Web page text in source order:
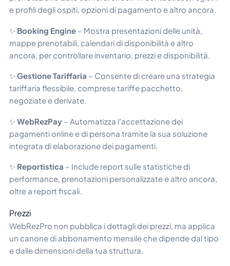
e profili degli ospiti, opzioni di pagamento e altro ancora.
✨ Booking Engine – Mostra presentazioni delle unità,
mappe prenotabili, calendari di disponibilità e altro
ancora, per controllare inventario, prezzi e disponibilità.
✨Gestione Tariffaria – Consente di creare una strategia
tariffaria flessibile, comprese tariffe pacchetto,
negoziate e derivate.
✨WebRezPay – Automatizza l’accettazione dei
pagamenti online e di persona tramite la sua soluzione
integrata di elaborazione dei pagamenti.
✨ Reportistica – Include report sulle statistiche di
performance, prenotazioni personalizzate e altro ancora,
oltre a report fiscali.
Prezzi
WebRezPro non pubblica i dettagli dei prezzi, ma applica
un canone di abbonamento mensile che dipende dal tipo
e dalle dimensioni della tua struttura.